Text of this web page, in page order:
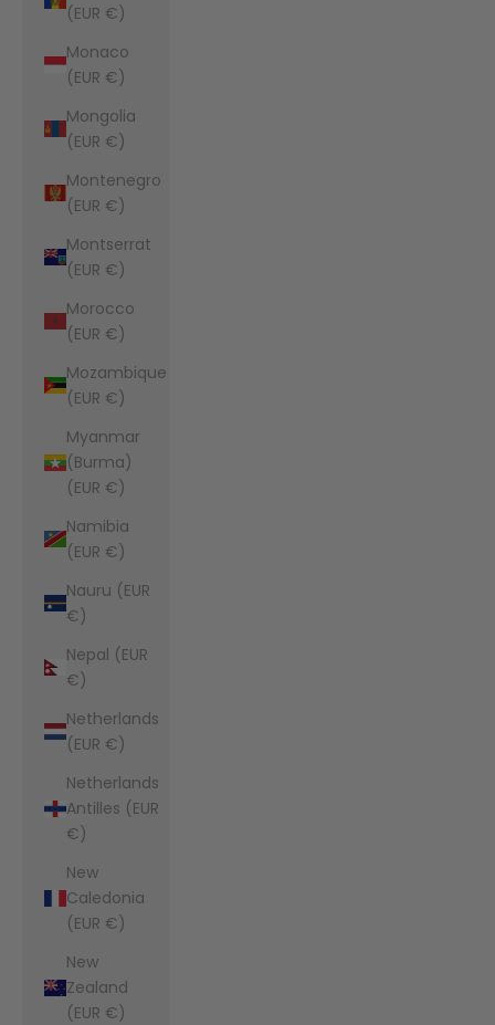
(EUR €)
Monaco
(EUR €)
Mongolia
(EUR €)
Montenegro
(EUR €)
Montserrat
(EUR €)
Morocco
(EUR €)
Mozambique
(EUR €)
Myanmar
(Burma)
(EUR €)
Namibia
(EUR €)
Nauru (EUR
€)
Nepal (EUR
€)
Netherlands
(EUR €)
Netherlands
Antilles (EUR
€)
New
Caledonia
(EUR €)
New
Zealand
(EUR €)